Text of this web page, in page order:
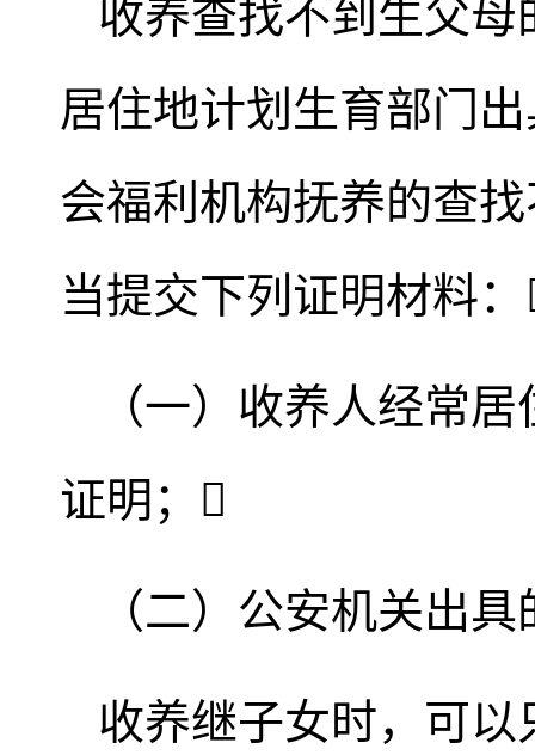
收养查找不到生父
居住地计划生育部门
会福利机构抚养的查
当提交下列证明材料
（一）收养人经常
证明；
（二）公安机关出
收养继子女时，可